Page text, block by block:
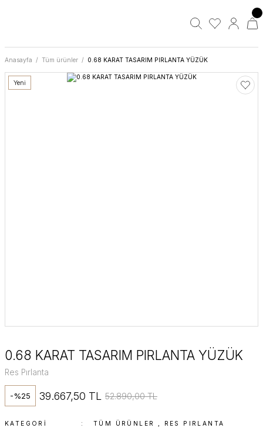
Anasayfa Tüm ürünler 0.68 KARAT TASARIM PIRLANTA YÜZÜK
Yeni
0.68 KARAT TASARIM PIRLANTA YÜZÜK
Res Pırlanta
-%25 39.667,50 TL 52.890,00 TL
KATEGORI TÜM ÜRÜNLER
RES PIRLANTA